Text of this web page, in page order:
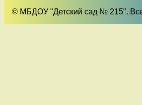
© МБДОУ "Детский сад № 215".